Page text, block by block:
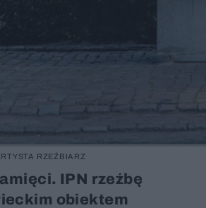
RZEŹBIARZ
IPN rzeźbę
obiektem